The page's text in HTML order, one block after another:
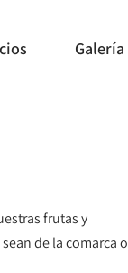
Galería
frutas y
de la comarca o